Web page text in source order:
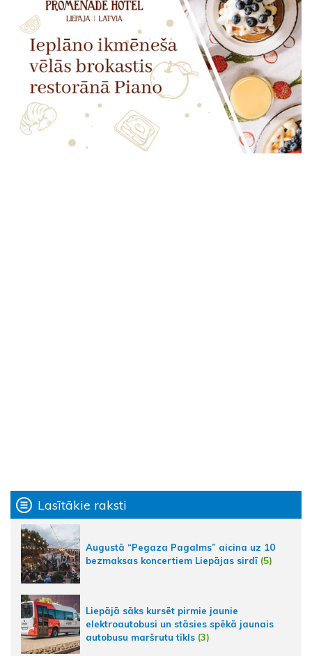
Lasītākie raksti
Augustā “Pegaza Pagalms” aicina uz 10
bezmaksas koncertiem Liepājas sirdī (5)
Liepājā sāks kursēt pirmie jaunie
elektroautobusi un stāsies spēkā jaunais
autobusu maršrutu tīkls (3)